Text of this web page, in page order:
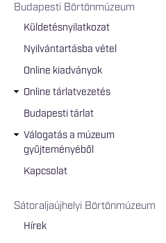
Budapesti Börtönmúzeum
Küldetésnyilatkozat
Nyilvántartásba vétel
Online kiadványok
Online tárlatvezetés
Budapesti tárlat
Válogatás a múzeum
gyűjteményéből
Kapcsolat
Sátoraljaújhelyi Börtönmúzeum
Hírek